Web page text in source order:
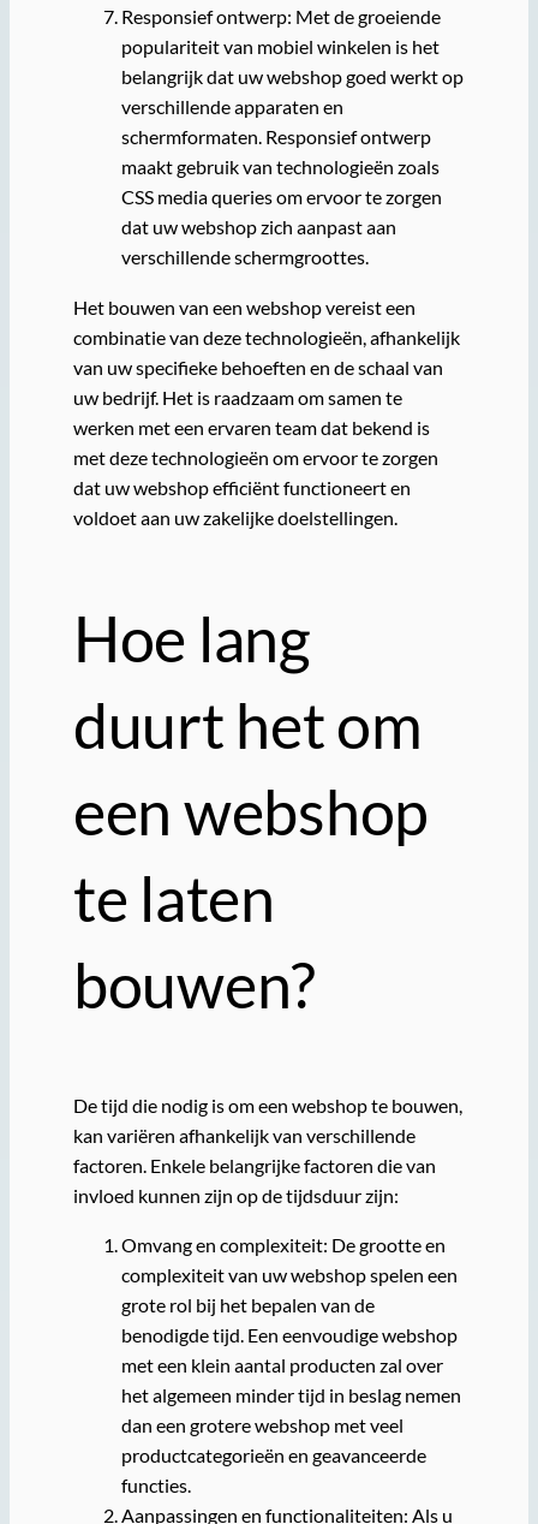
Responsief ontwerp: Met de groeiende
populariteit van mobiel winkelen is het
belangrijk dat uw webshop goed werkt op
verschillende apparaten en
schermformaten. Responsief ontwerp
maakt gebruik van technologieën zoals
CSS media queries om ervoor te zorgen
dat uw webshop zich aanpast aan
verschillende schermgroottes.
Het bouwen van een webshop vereist een
combinatie van deze technologieën, afhankelijk
van uw specifieke behoeften en de schaal van
uw bedrijf. Het is raadzaam om samen te
werken met een ervaren team dat bekend is
met deze technologieën om ervoor te zorgen
dat uw webshop efficiënt functioneert en
voldoet aan uw zakelijke doelstellingen.
Hoe lang
duurt het om
een webshop
te laten
bouwen?
De tijd die nodig is om een webshop te bouwen,
kan variëren afhankelijk van verschillende
factoren. Enkele belangrijke factoren die van
invloed kunnen zijn op de tijdsduur zijn:
Omvang en complexiteit: De grootte en
complexiteit van uw webshop spelen een
grote rol bij het bepalen van de
benodigde tijd. Een eenvoudige webshop
met een klein aantal producten zal over
het algemeen minder tijd in beslag nemen
dan een grotere webshop met veel
productcategorieën en geavanceerde
functies.
Aanpassingen en functionaliteiten: Als u